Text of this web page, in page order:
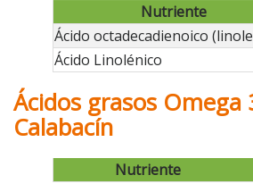
Nutriente
Ácido octadecadienoico
Ácido Linolénico
Ácidos grasos Omega
Calabacín
Nutriente